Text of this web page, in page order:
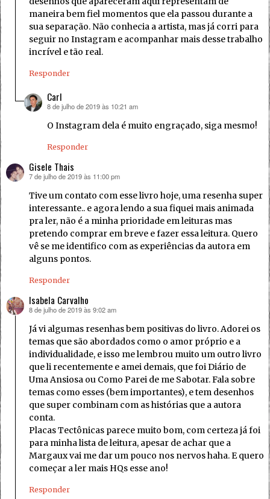
maneira bem fiel momentos que ela passou durante a
sua separação. Não conhecia a artista, mas já corri para
seguir no Instagram e acompanhar mais desse trabalho
incrível e tão real.
Responder
Carl
disse:
8 de julho de 2019 às 10:21 am
O Instagram dela é muito engraçado, siga mesmo!
Responder
Gisele Thais
disse:
7 de julho de 2019 às 11:00 pm
Tive um contato com esse livro hoje, uma resenha super
interessante.. e agora lendo a sua fiquei mais animada
pra ler, não é a minha prioridade em leituras mas
pretendo comprar em breve e fazer essa leitura. Quero
vê se me identifico com as experiências da autora em
alguns pontos.
Responder
Isabela Carvalho
disse:
8 de julho de 2019 às 9:02 am
Já vi algumas resenhas bem positivas do livro. Adorei os
temas que são abordados como o amor próprio e a
individualidade, e isso me lembrou muito um outro livro
que li recentemente e amei demais, que foi Diário de
Uma Ansiosa ou Como Parei de me Sabotar. Fala sobre
temas como esses (bem importantes), e tem desenhos
que super combinam com as histórias que a autora
conta.
Placas Tectônicas parece muito bom, com certeza já foi
para minha lista de leitura, apesar de achar que a
Margaux vai me dar um pouco nos nervos haha. E quero
começar a ler mais HQs esse ano!
Responder